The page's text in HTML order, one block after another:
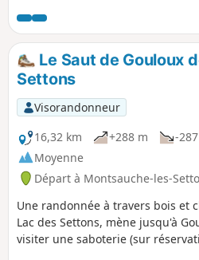
Le Saut de Gouloux
Settons
Visorandonneur
16,32 km
+288 m -
Moyenne
Départ à Montsauche-les-
Une randonnée à travers bois et
Lac des Settons, mène jusqu'à
visiter une saboterie (sur